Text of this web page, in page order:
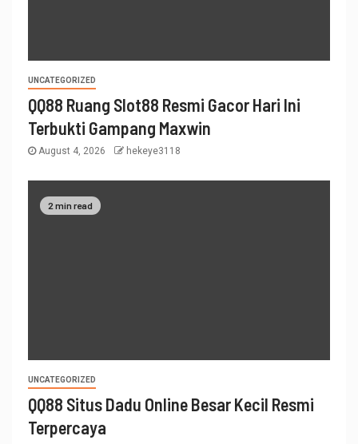
UNCATEGORIZED
QQ88 Ruang Slot88 Resmi Gacor Hari Ini
Terbukti Gampang Maxwin
August 4, 2026 hekeye3118
2 min read
UNCATEGORIZED
QQ88 Situs Dadu Online Besar Kecil Resmi
Terpercaya